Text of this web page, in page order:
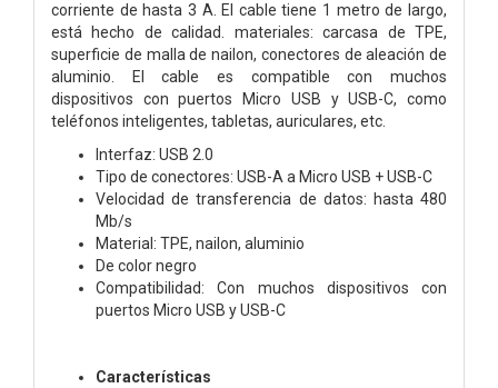
corriente de hasta 3 A. El cable tiene 1 metro de largo,
está hecho de calidad. materiales: carcasa de TPE,
superficie de malla de nailon, conectores de aleación de
aluminio. El cable es compatible con muchos
dispositivos con puertos Micro USB y USB-C, como
teléfonos inteligentes, tabletas, auriculares, etc.
Interfaz: USB 2.0
Tipo de conectores: USB-A a Micro USB + USB-C
Velocidad de transferencia de datos: hasta 480
Mb/s
Material: TPE, nailon, aluminio
De color negro
Compatibilidad: Con muchos dispositivos con
puertos Micro USB y USB-C
Características